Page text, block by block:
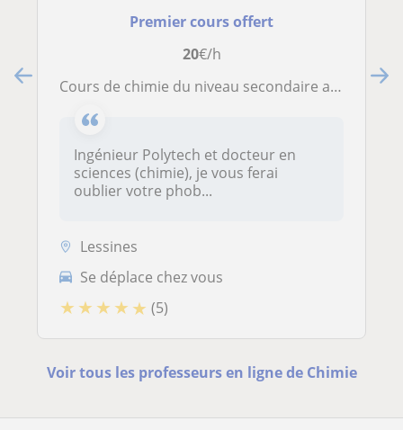
Premier cours offert
20€/h
Cours de chimie du niveau secondaire au niveau universitaire
Ingénieur Polytech et docteur en
sciences (chimie), je vous ferai
oublier votre phob...
Lessines
Se déplace chez vous
★ ★ ★ ★ ★ (5)
Voir tous les professeurs en ligne de Chimie